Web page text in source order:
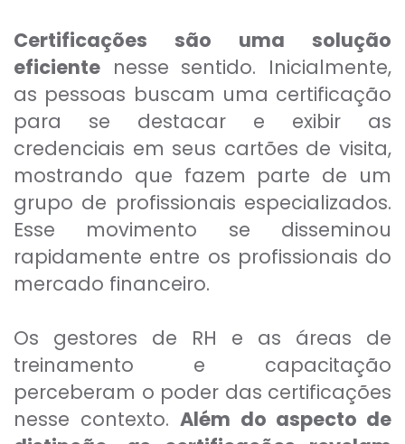
Certificações são uma solução
eficiente nesse sentido. Inicialmente,
as pessoas buscam uma certificação
para se destacar e exibir as
credenciais em seus cartões de visita,
mostrando que fazem parte de um
grupo de profissionais especializados.
Esse movimento se disseminou
rapidamente entre os profissionais do
mercado financeiro.
Os gestores de RH e as áreas de
treinamento e capacitação
perceberam o poder das certificações
nesse contexto.Além do aspecto de